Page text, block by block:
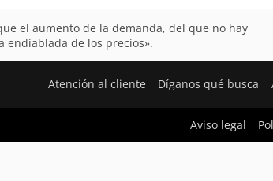
el aumento de la demanda, del que no hay
endiablada de los precios».
Atención al cliente Díganos qué busca
Aviso legal